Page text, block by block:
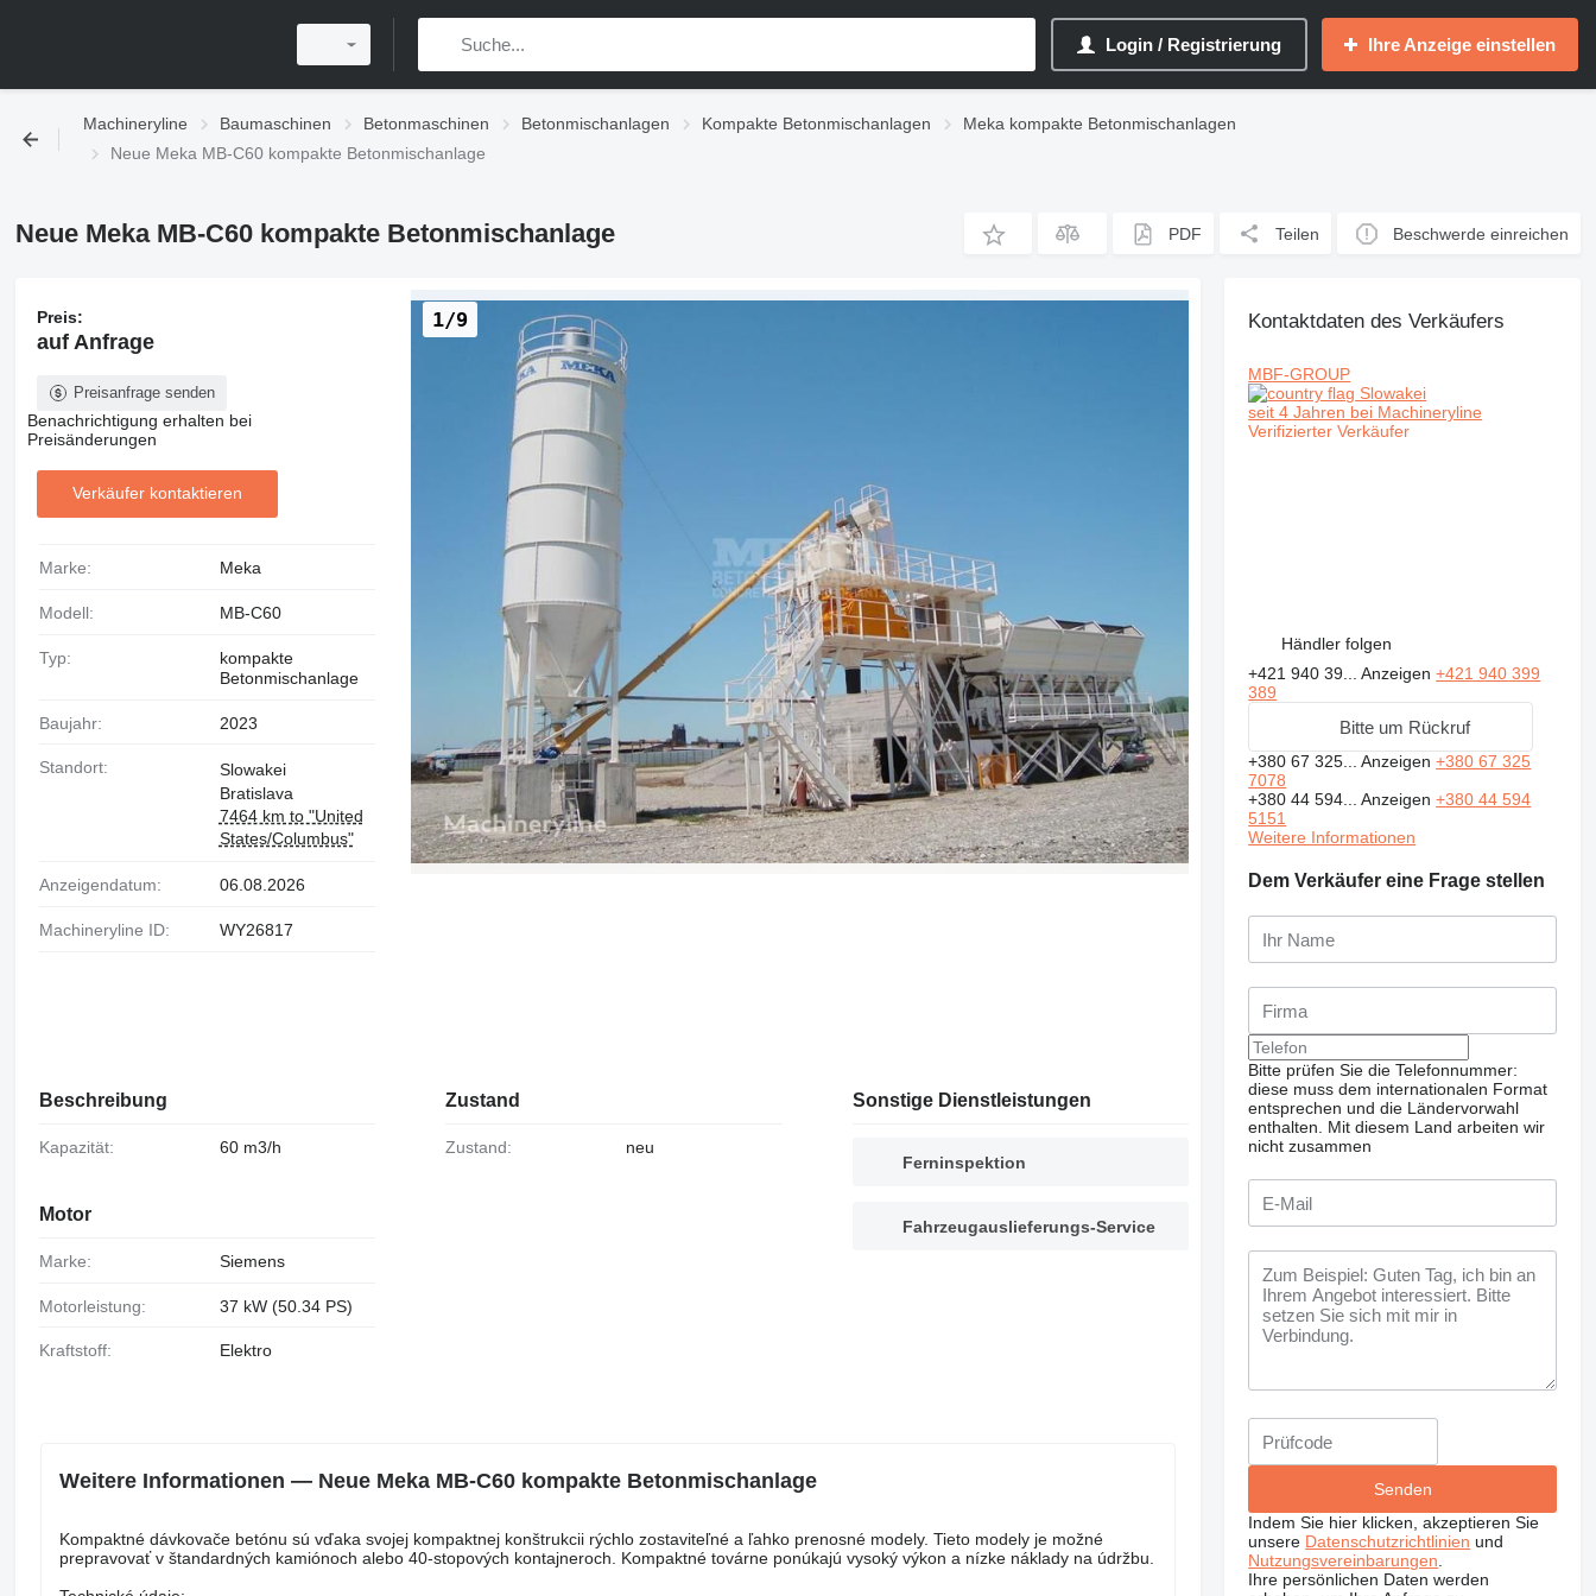
Login / Registrierung Ihre Anzeige einstellen
Machineryline Baumaschinen Betonmaschinen Betonmischanlagen Kompakte Betonmischanlagen
Meka kompakte Betonmischanlagen
Neue Meka MB-C60 kompakte Betonmischanlage
Neue Meka MB-C60 kompakte Betonmischanlage PDF Teilen Beschwerde einreichen
1/9
Preis:
auf Anfrage
Preisanfrage senden
Benachrichtigung erhalten bei
Preisänderungen
Verkäufer kontaktieren
Marke: Meka
Modell: MB-C60
Typ:
kompakte
Betonmischanlage
Baujahr: 2023
Standort:
Slowakei
Bratislava
7464 km to "United
States/Columbus"
Anzeigendatum: 06.08.2026
Machineryline ID: WY26817
Beschreibung
Kapazität: 60 m3/h
Motor
Marke: Siemens
Motorleistung: 37 kW (50.34 PS)
Kraftstoff: Elektro
Zustand
Zustand: neu
Sonstige Dienstleistungen
Ferninspektion
Fahrzeugauslieferungs-Service
Weitere Informationen — Neue Meka MB-C60 kompakte Betonmischanlage
Kompaktné dávkovače betónu sú vďaka svojej kompaktnej konštrukcii rýchlo zostaviteľné a ľahko prenosné modely. Tieto modely je možné
prepravovať v štandardných kamiónoch alebo 40-stopových kontajneroch. Kompaktné továrne ponúkajú vysoký výkon a nízke náklady na údržbu.
Kontaktdaten des Verkäufers
MBF-GROUP
Slowakei
seit 4 Jahren bei Machineryline
Verifizierter Verkäufer
Händler folgen
+421 940 39...Anzeigen+421 940 399
389
Bitte um Rückruf
+380 67 325...Anzeigen+380 67 325
7078
+380 44 594...Anzeigen+380 44 594
5151
Weitere Informationen
Dem Verkäufer eine Frage stellen
Bitte prüfen Sie die Telefonnummer:
diese muss dem internationalen Format
entsprechen und die Ländervorwahl
enthalten.
Mit diesem Land arbeiten wir
nicht zusammen
Indem Sie hier klicken, akzeptieren Sie
unsere Datenschutzrichtlinien und
Nutzungsvereinbarungen
Ihre persönlichen Daten werden